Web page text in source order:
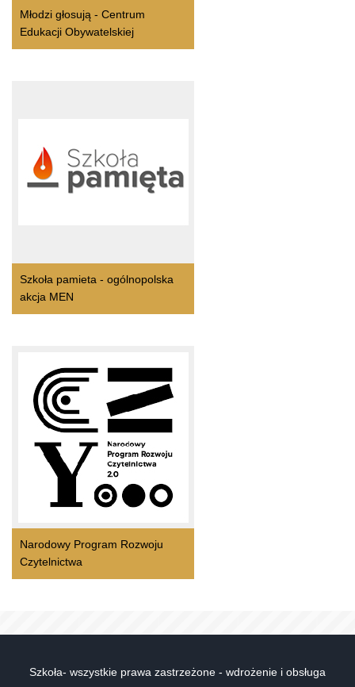
Młodzi głosują - Centrum
Edukacji Obywatelskiej
Szkoła pamieta - ogólnopolska
akcja MEN
Narodowy Program Rozwoju
Czytelnictwa
Szkoła- wszystkie prawa zastrzeżone - wdrożenie i obsługa